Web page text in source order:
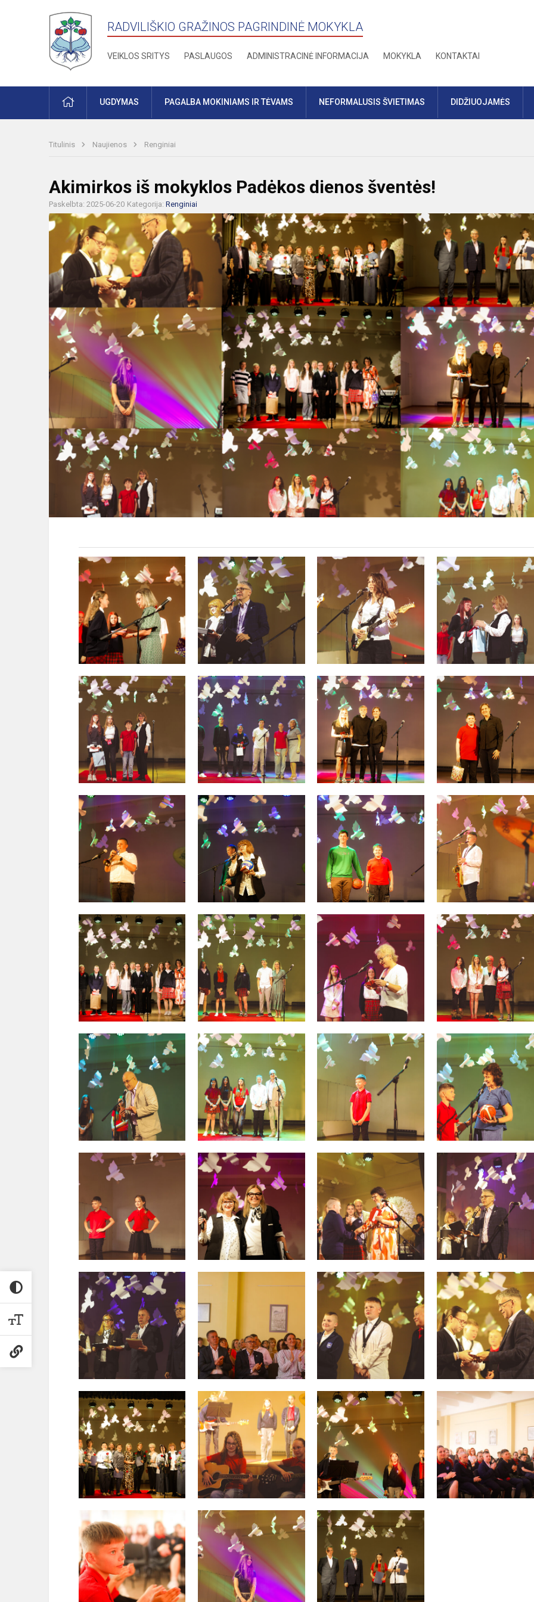
RADVILIŠKIO GRAŽINOS PAGRINDINĖ MOKYKLA
VEIKLOS SRITYS PASLAUGOS ADMINISTRACINĖ INFORMACIJA MOKYKLA KONTAKTAI
PRADŽIAUGDYMAS PAGALBA MOKINIAMS IR TĖVAMS NEFORMALUSIS ŠVIETIMAS DIDŽIUOJAMĖS
Titulinis Naujienos Renginiai
Akimirkos iš mokyklos Padėkos dienos šventės!
Paskelbta: 2025-06-20 Kategorija: Renginiai